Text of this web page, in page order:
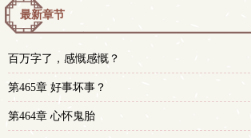
最新章节
百万字了，感慨感慨？
第465章 好事坏事？
第464章 心怀鬼胎